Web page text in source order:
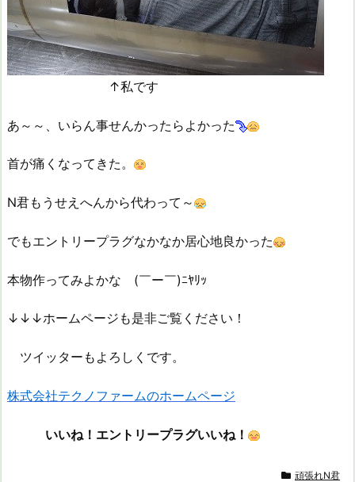
↑私です
あ～～、いらん事せんかったらよかった
首が痛くなってきた。
N君もうせえへんから代わって～
でもエントリープラグなかなか居心地良かった
本物作ってみよかな (￣ー￣)ﾆﾔﾘｯ
↓↓↓ホームページも是非ご覧ください！
ツイッターもよろしくです。
株式会社テクノファームのホームページ
いいね！エントリープラグいいね！
頑張れN君